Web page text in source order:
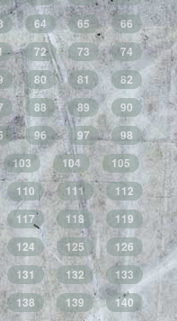
64 65
66
72 73
74
80 81
82
88 89
90
96 97
98
103 104
105
110 111
112
117 118
119
124 125
126
131 132
133
138 139
140